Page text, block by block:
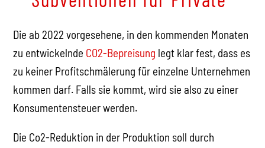
Die ab 2022 vorgesehene, in den kommenden Monaten
zu entwickelnde CO2-Bepreisung legt klar fest, dass es
zu keiner Profitschmälerung für einzelne Unternehmen
kommen darf. Falls sie kommt, wird sie also zu einer
Konsumentensteuer werden.
Die Co2-Reduktion in der Produktion soll durch